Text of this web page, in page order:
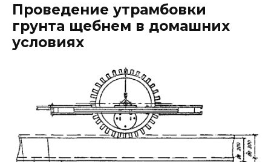
Проведение утрамбовки
грунта щебнем в домашних
условиях